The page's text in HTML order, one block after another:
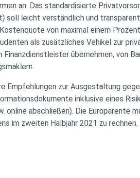
an. Das standardisierte
soll leicht verständlich und
von maximal einem
als zusätzliches Vehikel zur
übernehmen, von
Empfehlungen zur Ausgestaltung
inklusive eines
online abschließen). Die Europarente
im zweiten Halbjahr 2021 zu rechnen.